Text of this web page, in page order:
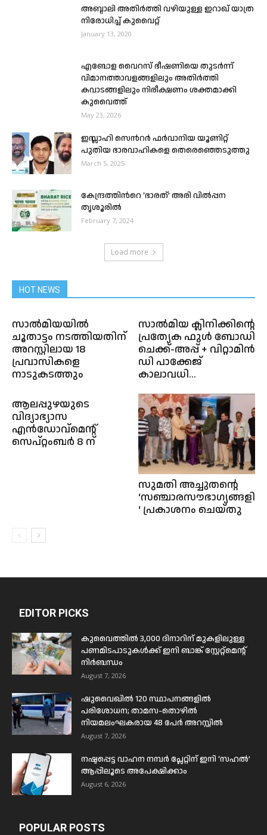
അബ്ദാലി അതിർത്തി വഴിയുള്ള ഇറാഖ് യാത്ര
നിരോധിച്ച് കുവൈറ്റ്
January 13, 2020
എബോള വൈറസ് ഭീഷണിയെ തുടർന്ന്
വിമാനത്താവളങ്ങളിലും അതിർത്തി
കവാടങ്ങളിലും നിരീക്ഷണം ശക്തമാക്കി
കുവൈത്ത്
May 23, 2026
ഇസ്ലാഹി സെൻറർ ഫർവാനിയ യൂണിറ്റ്
പുതിയ ഭാരവാഹികളെ തെരെഞ്ഞെടുത്തു
March 5, 2025
കേന്ദ്രത്തിന്‍റെ ‘ഭാരത്’ അരി വിൽപ്പന
തൃശൂരിൽ
February 7, 2024
Load more
HOT NEWS
സാൽമിയയിൽ
ചൂതാട്ടം നടത്തിയതിന്
അറസ്റ്റിലായ 18
പ്രവാസികളെ
നാടുകടത്തും
സാൽമിയ ക്ലിനിക്കിൻ്റെ
പ്രത്യേക ഫുൾ ബോഡി
ചെക്ക്-അപ്പ് + വിറ്റാമിൻ
ഡി പാക്കേജ്
കാലാവധി...
ആലപ്പുഴയുടെ
വിദ്യാഭ്യാസ
എൻഡോവ്മെന്റ്
സെപ്റ്റംബർ 8 ന്
സുമതി അച്ചുതന്റെ
‘ പ്രകാശനം ചെയ്തു
EDITOR PICKS
കുവൈത്തിൽ 3,000 ദിനാറിന് മുകളിലുള്ള
പണമിടപാടുകൾക്ക് ഇനി ബാങ്ക് സ്റ്റേറ്റ്മെന്റ്
നിർബന്ധം
August 7, 2026
ഷുവൈഖിൽ 120 സ്ഥാപനങ്ങളിൽ
പരിശോധന; താമസ-തൊഴിൽ
നിയമലംഘകരായ 48 പേർ അറസ്റ്റിൽ
August 7, 2026
നഷ്ടപ്പെട്ട വാഹന നമ്പർ പ്ലേറ്റിന് ഇനി ‘സഹൽ’
ആപ്പിലൂടെ അപേക്ഷിക്കാം
August 6, 2026
POPULAR POSTS